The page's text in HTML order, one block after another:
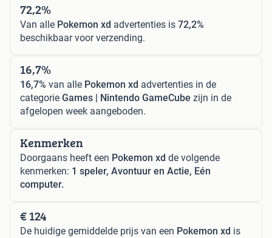
72,2%
Van alle Pokemon xd advertenties is 72,2%
beschikbaar voor verzending.
16,7%
16,7% van alle Pokemon xd advertenties in de
categorie Games | Nintendo GameCube zijn in de
afgelopen week aangeboden.
Kenmerken
Doorgaans heeft een Pokemon xd de volgende
kenmerken: 1 speler, Avontuur en Actie, Eén
computer.
€ 124
De huidige gemiddelde prijs van een Pokemon xd is